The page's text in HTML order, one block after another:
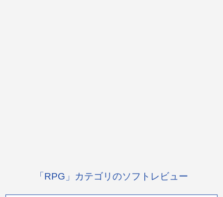
「RPG」カテゴリのソフトレビュー